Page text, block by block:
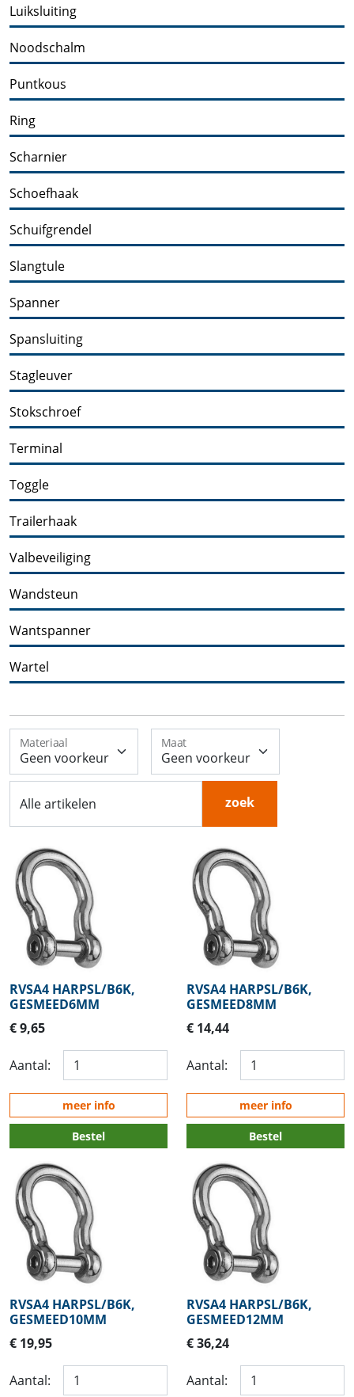
Luiksluiting
Noodschalm
Puntkous
Ring
Scharnier
Schoefhaak
Schuifgrendel
Slangtule
Spanner
Spansluiting
Stagleuver
Stokschroef
Terminal
Toggle
Trailerhaak
Valbeveiliging
Wandsteun
Wantspanner
Wartel
Materiaal Maat
Alle artikelen zoek
RVSA4 HARPSL/B6K,
GESMEED6MM
€ 9,65
Aantal:
meer info
Bestel
RVSA4 HARPSL/B6K,
GESMEED8MM
€ 14,44
Aantal:
meer info
Bestel
RVSA4 HARPSL/B6K,
GESMEED10MM
€ 19,95
Aantal:
RVSA4 HARPSL/B6K,
GESMEED12MM
€ 36,24
Aantal: